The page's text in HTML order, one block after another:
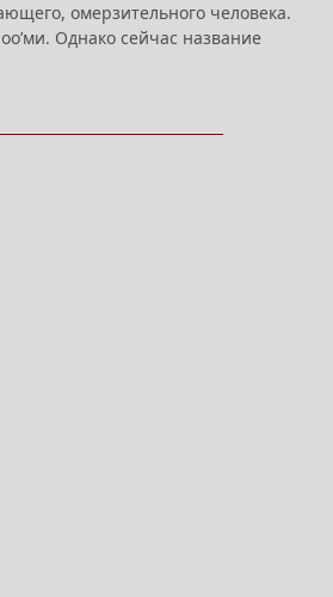
омерзительного человека.
Однако сейчас название